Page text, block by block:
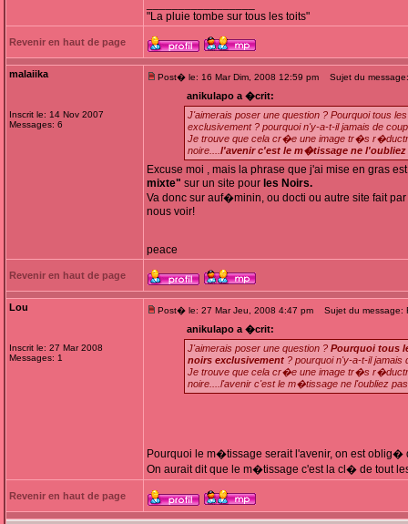
"La pluie tombe sur tous les toits"
Revenir en haut de page
malaiika
Inscrit le: 14 Nov 2007
Messages: 6
Post� le: 16 Mar Dim, 2008 12:59 pm Sujet du
anikulapo a �crit:
J'aimerais poser une question ? Pourquoi tous
exclusivement ? pourquoi n'y-a-t-il jamais de
Je trouve que cela cr�e une image tr�s
noire.... l'avenir c'est le m�tissage ne l'oubliez
Excuse moi , mais la phrase que j'ai mise en gras
mixte" sur un site pour les Noirs.
Va donc sur auf�minin, ou docti ou autre site fait
nous voir!
peace
Revenir en haut de page
Lou
Inscrit le: 27 Mar 2008
Messages: 1
Post� le: 27 Mar Jeu, 2008 4:47 pm Sujet du message:
anikulapo a �crit:
J'aimerais poser une question ? Pourquoi tous
noirs exclusivement ? pourquoi n'y-a-t-il jamais
Je trouve que cela cr�e une image tr�s
noire....l'avenir c'est le m�tissage ne l'oubliez
Pourquoi le m�tissage serait l'avenir, on est
On aurait dit que le m�tissage c'est la cl� de tout
Revenir en haut de page